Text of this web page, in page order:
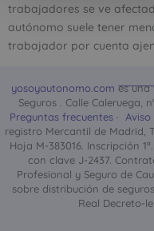
trabajadores se ve
autónomo suele tener
trabajador por cuenta
yosoyautonomo.com es una
Seguros . Calle Caleruega,
Preguntas frecuentes · Aviso
registro Mercantil de Madrid,
Hoja M-383016. Inscripción
con clave J-2437.
Profesional y Seguro de
sobre distribución de
Real Decreto-